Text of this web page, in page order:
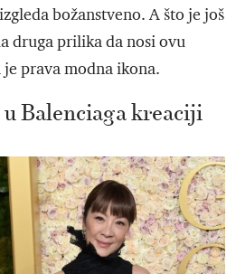
božanstveno. A što je još
druga prilika da nosi ovu
prava modna ikona.
Balenciaga kreaciji